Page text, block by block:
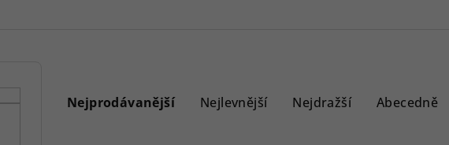
a
Nejprodávanější Nejlevnější Nejdražší Abecedně